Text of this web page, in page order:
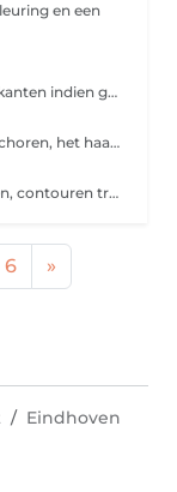
en een
Je haar wordt gewassen, geknipt en/of de zijkanten indien gewenst met de tondeuse geschoren vervolgens worden de haren met de föhn uitgeblazen. Nadien wordt er indien gewenst stylingsproduct in je haar aangebracht.
Je hoofd wordt geheel met de tondeuse geschoren, het haar wordt niet gewassen.
Baard en snor: Vormen baard, baard trimmen, contouren trimmen, baard verzorgen. Baard en snor Deluxe: Vormen baard, baard trimmen, contouren trimmen open mes, warme en koude doeken, baard verzorgen.
6 »
Eindhoven